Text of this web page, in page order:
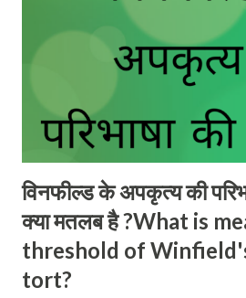
relating to the violation of the
special c...
विनफील्ड के अपकृत्य की
क्या मतलब है ?What is
threshold of
tort?